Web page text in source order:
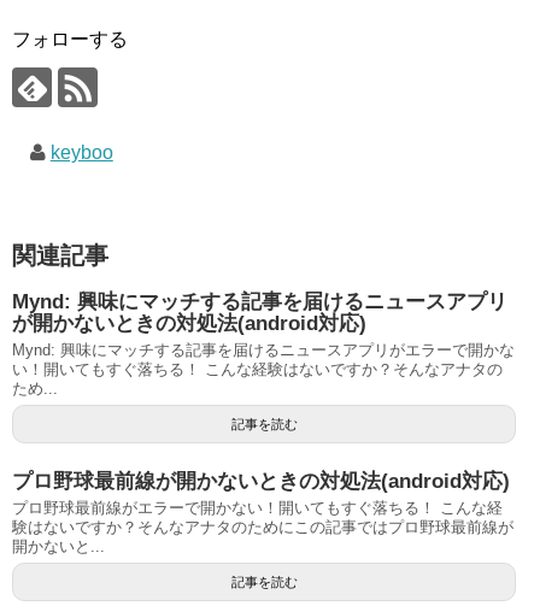
フォローする
keyboo
関連記事
Mynd: 興味にマッチする記事を届けるニュースアプリ
が開かないときの対処法(android対応)
Mynd: 興味にマッチする記事を届けるニュースアプリがエラーで開かな
い！開いてもすぐ落ちる！ こんな経験はないですか？そんなアナタの
ため...
記事を読む
プロ野球最前線が開かないときの対処法(android対応)
プロ野球最前線がエラーで開かない！開いてもすぐ落ちる！ こんな経
験はないですか？そんなアナタのためにこの記事ではプロ野球最前線が
開かないと...
記事を読む